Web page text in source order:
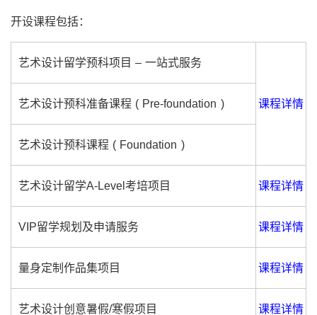
开设课程包括：
艺术设计留学预科项目 – 一站式服务
课程详情
艺术设计预科准备课程 ( Pre-foundation )
艺术设计预科课程 ( Foundation )
艺术设计留学A-Level考培项目 课程详情
VIP留学规划及申请服务 课程详情
量身定制作品集项目 课程详情
艺术设计创意暑假/寒假项目 课程详情